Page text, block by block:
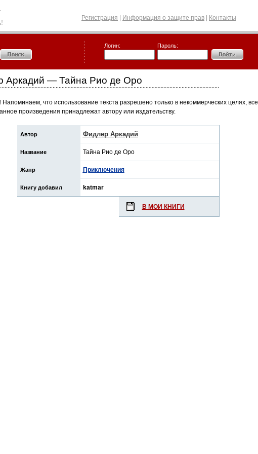
Регистрация Информация о защите прав Контакты
Логин: Пароль:
Аркадий — Тайна Рио де Оро
Напоминаем, что использование текста разрешено только в некоммерческих целях, все
произведения принадлежат автору или издательству.
Автор Фидлер Аркадий
Название Тайна Рио де Оро
Жанр Приключения
Книгу добавил katmar
В МОИ КНИГИ